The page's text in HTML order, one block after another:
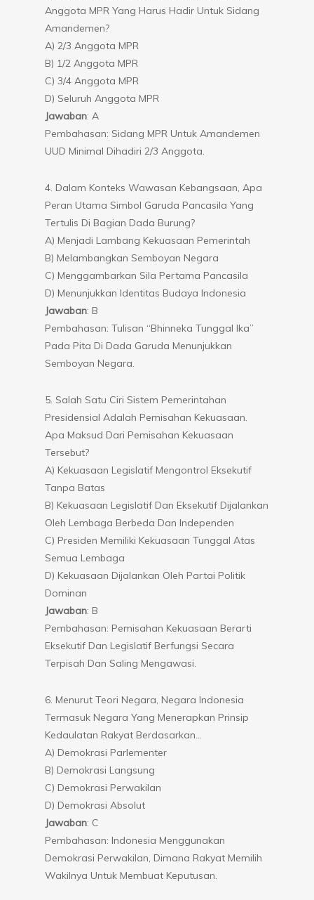
Anggota MPR Yang Harus Hadir Untuk Sidang
Amandemen?
A) 2/3 Anggota MPR
B) 1/2 Anggota MPR
C) 3/4 Anggota MPR
D) Seluruh Anggota MPR
Jawaban: A
Pembahasan: Sidang MPR Untuk Amandemen
UUD Minimal Dihadiri 2/3 Anggota.
4. Dalam Konteks Wawasan Kebangsaan, Apa
Peran Utama Simbol Garuda Pancasila Yang
Tertulis Di Bagian Dada Burung?
A) Menjadi Lambang Kekuasaan Pemerintah
B) Melambangkan Semboyan Negara
C) Menggambarkan Sila Pertama Pancasila
D) Menunjukkan Identitas Budaya Indonesia
Jawaban: B
Pembahasan: Tulisan “Bhinneka Tunggal Ika”
Pada Pita Di Dada Garuda Menunjukkan
Semboyan Negara.
5. Salah Satu Ciri Sistem Pemerintahan
Presidensial Adalah Pemisahan Kekuasaan.
Apa Maksud Dari Pemisahan Kekuasaan
Tersebut?
A) Kekuasaan Legislatif Mengontrol Eksekutif
Tanpa Batas
B) Kekuasaan Legislatif Dan Eksekutif Dijalankan
Oleh Lembaga Berbeda Dan Independen
C) Presiden Memiliki Kekuasaan Tunggal Atas
Semua Lembaga
D) Kekuasaan Dijalankan Oleh Partai Politik
Dominan
Jawaban: B
Pembahasan: Pemisahan Kekuasaan Berarti
Eksekutif Dan Legislatif Berfungsi Secara
Terpisah Dan Saling Mengawasi.
6. Menurut Teori Negara, Negara Indonesia
Termasuk Negara Yang Menerapkan Prinsip
Kedaulatan Rakyat Berdasarkan…
A) Demokrasi Parlementer
B) Demokrasi Langsung
C) Demokrasi Perwakilan
D) Demokrasi Absolut
Jawaban: C
Pembahasan: Indonesia Menggunakan
Demokrasi Perwakilan, Dimana Rakyat Memilih
Wakilnya Untuk Membuat Keputusan.